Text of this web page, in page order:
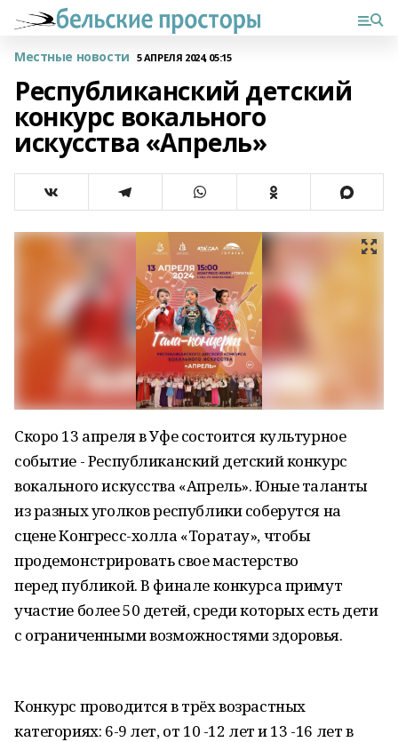
Местные новости 5 АПРЕЛЯ 2024, 05:15
Республиканский детский
конкурс вокального
искусства «Апрель»
Скоро 13 апреля в Уфе состоится культурное
событие - Республиканский детский конкурс
вокального искусства «Апрель». Юные таланты
из разных уголков республики соберутся на
сцене Конгресс-холла «Торатау», чтобы
продемонстрировать свое мастерство
перед публикой. В финале конкурса примут
участие более 50 детей, среди которых есть дети
с ограниченными возможностями здоровья.
Конкурс проводится в трёх возрастных
категориях: 6-9 лет, от 10 -12 лет и 13 -16 лет в